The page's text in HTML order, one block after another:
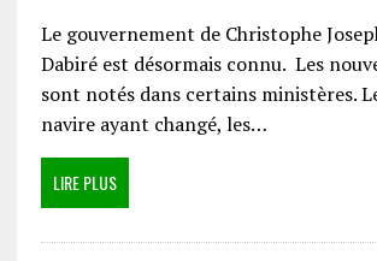
Le gouvernement de Christophe
Dabiré est désormais connu. Les
sont notés dans certains ministères.
navire ayant changé, les…
LIRE PLUS